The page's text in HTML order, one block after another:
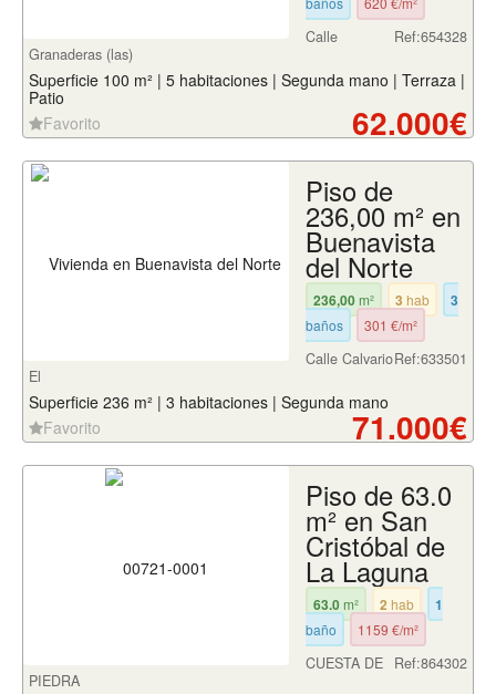
Ref:654328
Calle
Granaderas (las)
Superficie 100 m² | 5 habitaciones | Segunda mano | Terraza |
Patio
Favorito
62.000€
Piso de
236,00 m² en
Buenavista
del Norte
236,00m² 3 hab 3
baños 301 €/m²
Ref:633501
Calle Calvario
El
Superficie 236 m² | 3 habitaciones | Segunda mano
Favorito
71.000€
Piso de 63.0
m² en San
Cristóbal de
La Laguna
63.0m² 2 hab 1
baño 1159 €/m²
Ref:864302
CUESTA DE
PIEDRA